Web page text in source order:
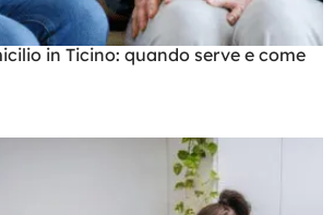
in Ticino: quando serve e come